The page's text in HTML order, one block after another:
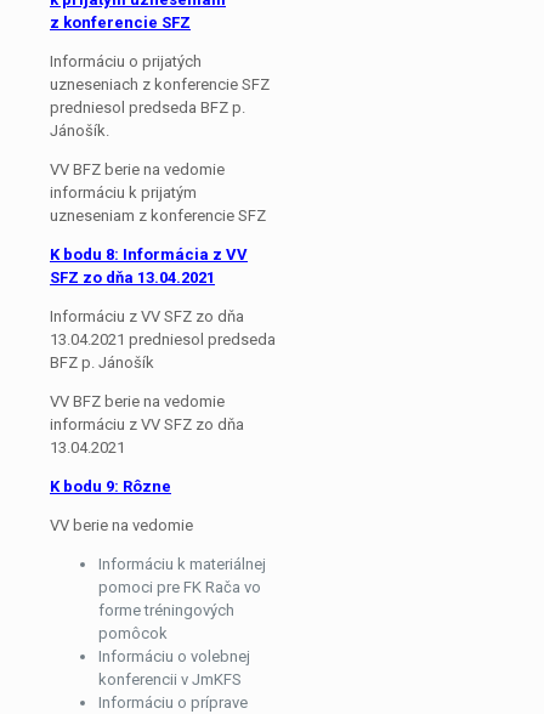
z konferencie SFZ
Informáciu o prijatých
uzneseniach z konferencie SFZ
predniesol predseda BFZ p.
Jánošík.
VV BFZ berie na vedomie
informáciu k prijatým
uzneseniam z konferencie SFZ
K bodu 8: Informácia z VV
SFZ zo dňa 13.04.2021
Informáciu z VV SFZ zo dňa
13.04.2021 predniesol predseda
BFZ p. Jánošík
VV BFZ berie na vedomie
informáciu z VV SFZ zo dňa
13.04.2021
K bodu 9: Rôzne
VV berie na vedomie
Informáciu k materiálnej
pomoci pre FK Rača vo
forme tréningových
pomôcok
Informáciu o volebnej
konferencii v JmKFS
Informáciu o príprave